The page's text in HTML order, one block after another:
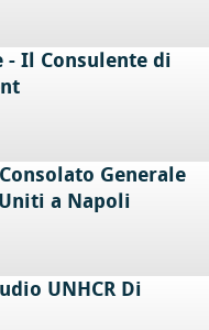
- Il Consulente di
Generale
a Napoli
UNHCR Di